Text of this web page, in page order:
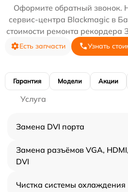
Оформите обратный
сервис-центра Blackmagic в
стоимости ремонта
Есть запчасти Узнать
Гарантия Модели Акции
Услуга
Замена DVI порта
Замена разъёмов VGA, HDMI,
DVI
Чистка системы охлаждения